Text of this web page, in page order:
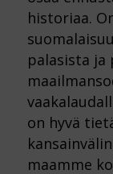
historiaa.
palasista ja
on hyvä
maamme